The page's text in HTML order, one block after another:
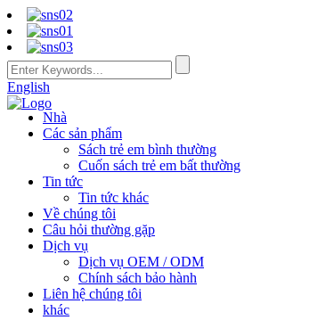
English
Nhà
Các sản phẩm
Sách trẻ em bình thường
Cuốn sách trẻ em bất thường
Tin tức
Tin tức khác
Về chúng tôi
Câu hỏi thường gặp
Dịch vụ
Dịch vụ OEM / ODM
Chính sách bảo hành
Liên hệ chúng tôi
khác